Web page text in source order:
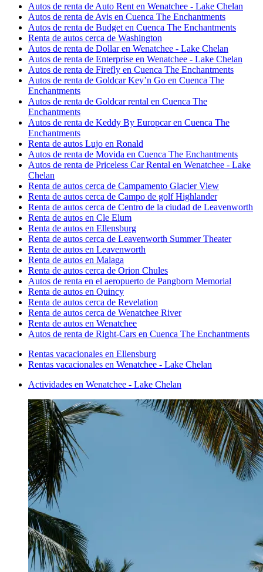
Autos de renta de Auto Rent en Wenatchee - Lake Chelan
Autos de renta de Avis en Cuenca The Enchantments
Autos de renta de Budget en Cuenca The Enchantments
Renta de autos cerca de Washington
Autos de renta de Dollar en Wenatchee - Lake Chelan
Autos de renta de Enterprise en Wenatchee - Lake Chelan
Autos de renta de Firefly en Cuenca The Enchantments
Autos de renta de Goldcar Key’n Go en Cuenca The
Enchantments
Autos de renta de Goldcar rental en Cuenca The
Enchantments
Autos de renta de Keddy By Europcar en Cuenca The
Enchantments
Renta de autos Lujo en Ronald
Autos de renta de Movida en Cuenca The Enchantments
Autos de renta de Priceless Car Rental en Wenatchee - Lake
Chelan
Renta de autos cerca de Campamento Glacier View
Renta de autos cerca de Campo de golf Highlander
Renta de autos cerca de Centro de la ciudad de Leavenworth
Renta de autos en Cle Elum
Renta de autos en Ellensburg
Renta de autos cerca de Leavenworth Summer Theater
Renta de autos en Leavenworth
Renta de autos en Malaga
Renta de autos cerca de Orion Chules
Autos de renta en el aeropuerto de Pangborn Memorial
Renta de autos en Quincy
Renta de autos cerca de Revelation
Renta de autos cerca de Wenatchee River
Renta de autos en Wenatchee
Autos de renta de Right-Cars en Cuenca The Enchantments
Rentas vacacionales en Ellensburg
Rentas vacacionales en Wenatchee - Lake Chelan
Actividades en Wenatchee - Lake Chelan